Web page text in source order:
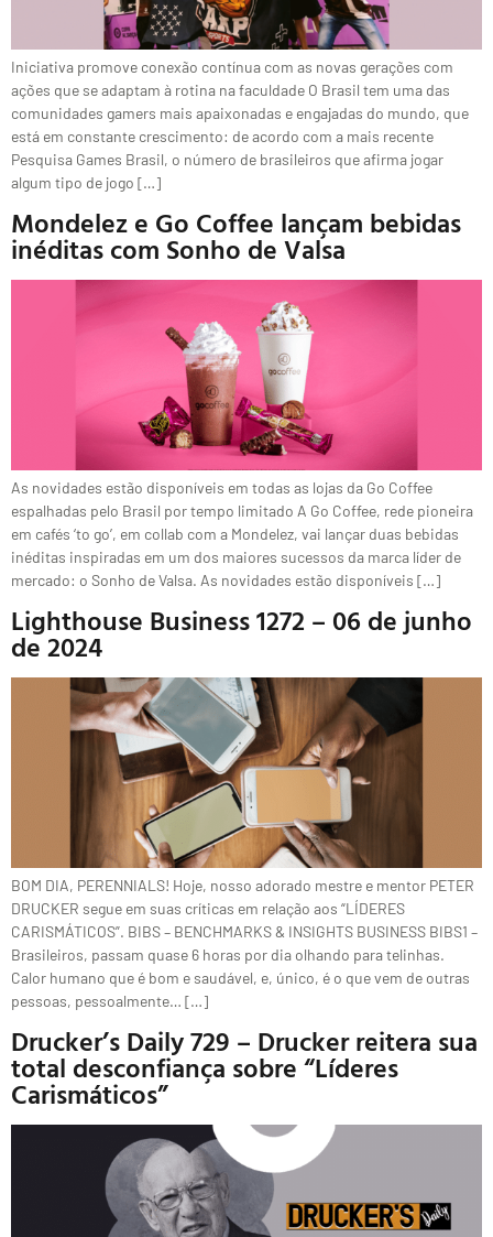
Iniciativa promove conexão contínua com as novas gerações com
ações que se adaptam à rotina na faculdade O Brasil tem uma das
comunidades gamers mais apaixonadas e engajadas do mundo, que
está em constante crescimento: de acordo com a mais recente
Pesquisa Games Brasil, o número de brasileiros que afirma jogar
algum tipo de jogo […]
Mondelez e Go Coffee lançam bebidas
inéditas com Sonho de Valsa
As novidades estão disponíveis em todas as lojas da Go Coffee
espalhadas pelo Brasil por tempo limitado A Go Coffee, rede pioneira
em cafés ‘to go’, em collab com a Mondelez, vai lançar duas bebidas
inéditas inspiradas em um dos maiores sucessos da marca líder de
mercado: o Sonho de Valsa. As novidades estão disponíveis […]
Lighthouse Business 1272 – 06 de junho
de 2024
BOM DIA, PERENNIALS! Hoje, nosso adorado mestre e mentor PETER
DRUCKER segue em suas críticas em relação aos “LÍDERES
CARISMÁTICOS”. BIBS – BENCHMARKS & INSIGHTS BUSINESS BIBS1 –
Brasileiros, passam quase 6 horas por dia olhando para telinhas.
Calor humano que é bom e saudável, e, único, é o que vem de outras
pessoas, pessoalmente… […]
Drucker’s Daily 729 – Drucker reitera sua
total desconfiança sobre “Líderes
Carismáticos”